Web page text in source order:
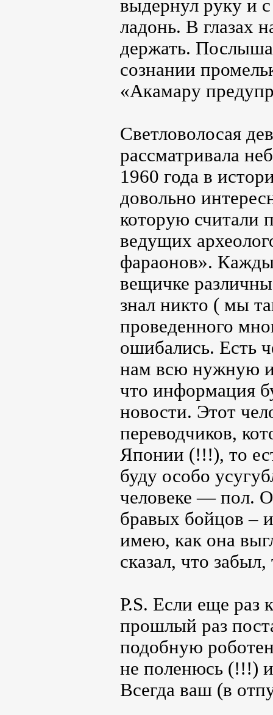
выдернул руку и
ладонь. В глазах
держать.
сознании
«Акамару
Светловолосая
рассматривала
1960 года в
довольно
которую считали
ведущих
фараонов».
вещичке
знал никто ( мы
проведенного
ошибались. Есть
нам всю нужную
что информация
новости. Этот
переводчиков,
Японии (!!!), то
буду особо
человеке — пол.
бравых бойцов –
имею, как она
сказал, что
Р.S. Если еще раз
прошлый раз
подобную
не поленюсь (!!!)
Всегда ваш (в